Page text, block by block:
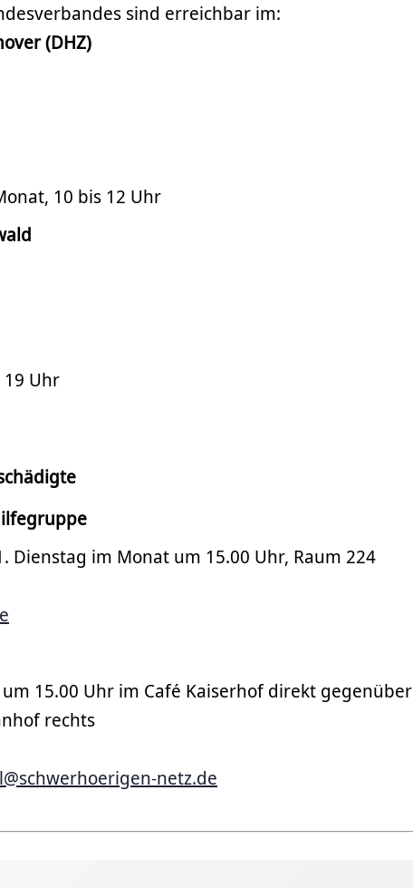
sind erreichbar im:
(DHZ)
10 bis 12 Uhr
Uhr
Dienstag im Monat um 15.00 Uhr, Raum 224
15.00 Uhr im Café Kaiserhof direkt gegenüber
rechts
netz.de